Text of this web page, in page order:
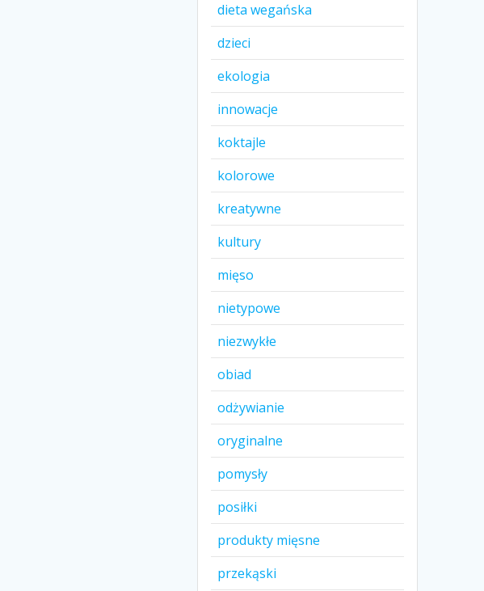
dieta wegańska
dzieci
ekologia
innowacje
koktajle
kolorowe
kreatywne
kultury
mięso
nietypowe
niezwykłe
obiad
odżywianie
oryginalne
pomysły
posiłki
produkty mięsne
przekąski